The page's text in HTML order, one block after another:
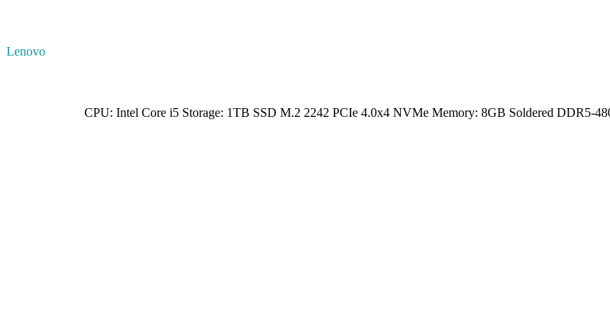
Lenovo
CPU: Intel Core i5 Storage: 1TB SSD M.2 2242 PCIe 4.0x4 NVMe Memory: 8GB Soldered DDR5-